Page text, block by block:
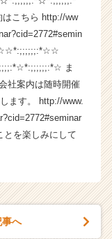
ww
ま
社案内は随時開催
ます。 http://www.
とを楽しみにして
事へ